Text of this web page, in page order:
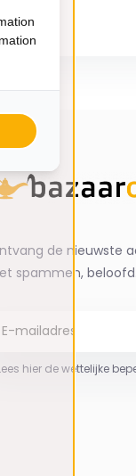
de nieuwste
spammen, beloofd.
hier de wettelijke